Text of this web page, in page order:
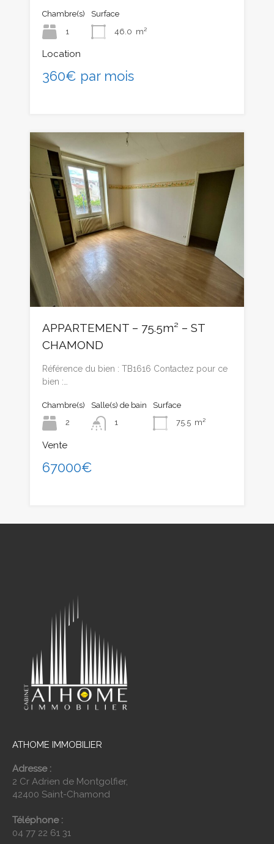
Chambre(s)
1
Surface
46.0 m²
Location
360€ par mois
APPARTEMENT – 75.5m² – ST
CHAMOND
Référence du bien : TB1616 Contactez pour ce
bien :…
Chambre(s)
2
Salle(s) de bain
1
Surface
75.5 m²
Vente
67000€
ATHOME IMMOBILIER
Adresse :
2 Cr Adrien de Montgolfier,
42400 Saint-Chamond
Téléphone :
04 77 22 61 31